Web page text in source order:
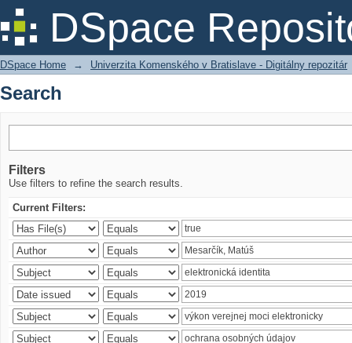
DSpace
Search
DSpace Home → Univerzita Komenského v Bratislave - Digitálny repozitár
Search
Filters
Use filters to refine the search results.
Current Filters: